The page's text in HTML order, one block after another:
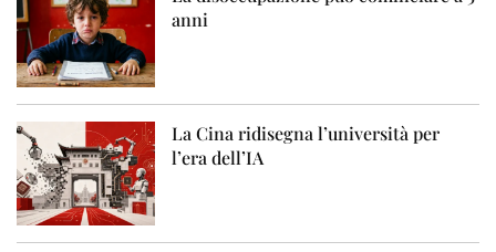
anni
La Cina ridisegna l’università per
l’era dell’IA